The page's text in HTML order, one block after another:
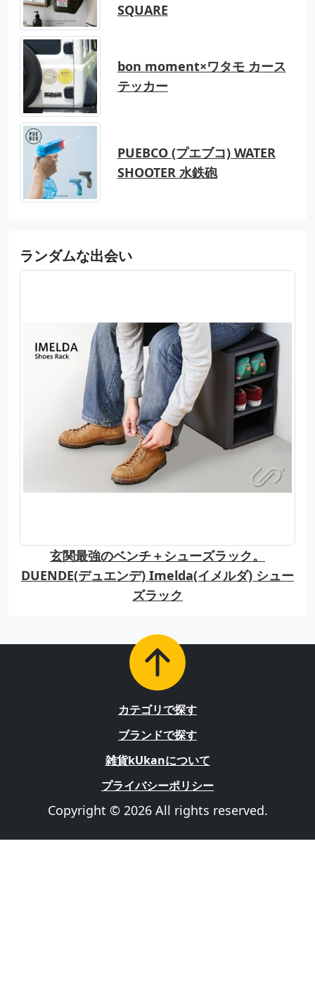
SQUARE
bon moment×ワタモ カース
テッカー
PUEBCO (プエブコ) WATER
SHOOTER 水鉄砲
ランダムな出会い
玄関最強のベンチ＋シューズラック。
DUENDE(デュエンデ) Imelda(イメルダ) シュー
ズラック
カテゴリで探す
ブランドで探す
雑貨kUkanについて
プライバシーポリシー
Copyright © 2026 All rights reserved.